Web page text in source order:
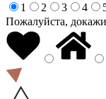
1
2 3 4
Пожалуйста,